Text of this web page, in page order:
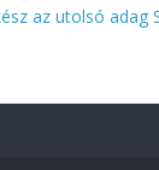
az utolsó adag